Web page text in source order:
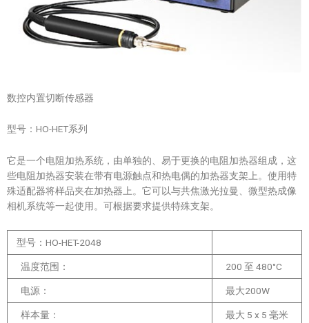
数控内置切断传感器
型号：HO-HET系列
它是一个电阻加热系统，由单独的、易于更换的电阻加热器组成，这
些电阻加热器安装在带有电源触点和热电偶的加热器支架上。使用特
殊适配器将样品夹在加热器上。它可以与共焦激光拉曼、微型热成像
相机系统等一起使用。可根据要求提供特殊支架。
型号：HO-HET-2048
温度范围： 200 至 480°C
电源： 最大200W
样本量： 最大 5 x 5 毫米